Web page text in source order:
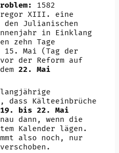
1582
XIII. eine
den Julianischen
in Einklang
zehn Tage
15. Mai (Tag der
der Reform auf
22. Mai
dass Kälteeinbrüche
19. bis 22. Mai
dann, wenn die
Kalender lägen.
also noch, nur